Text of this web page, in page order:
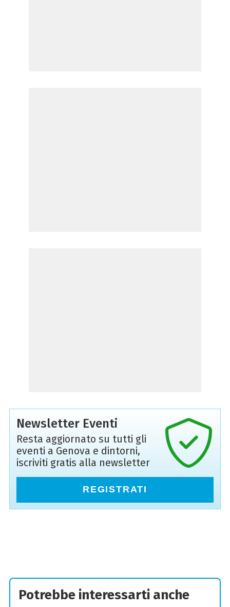
Newsletter Eventi
Resta aggiornato su tutti gli
eventi a Genova e dintorni,
iscriviti gratis alla newsletter
REGISTRATI
Potrebbe interessarti anche